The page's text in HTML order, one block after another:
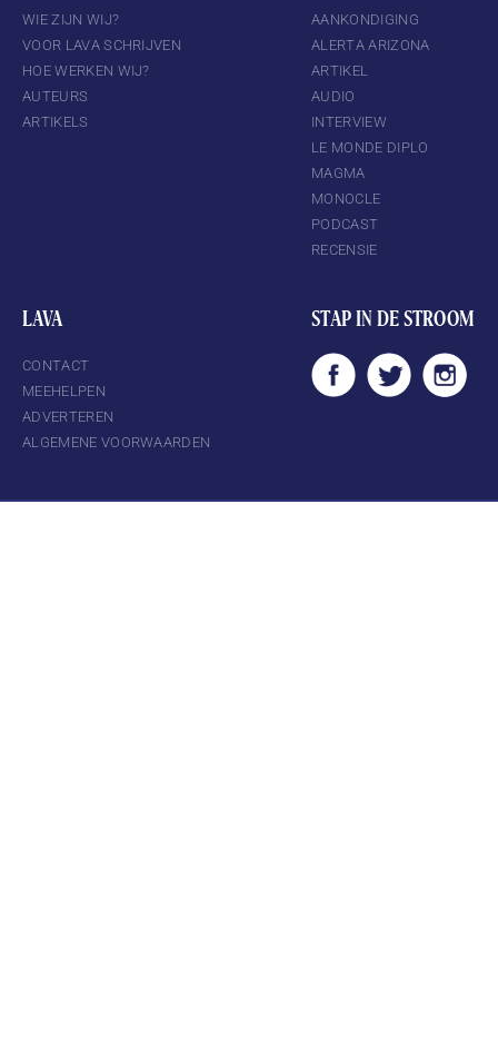
WIE ZIJN WIJ?
VOOR LAVA SCHRIJVEN
HOE WERKEN WIJ?
AUTEURS
ARTIKELS
AANKONDIGING
ALERTA ARIZONA
ARTIKEL
AUDIO
INTERVIEW
LE MONDE DIPLO
MAGMA
MONOCLE
PODCAST
RECENSIE
LAVA
CONTACT
MEEHELPEN
ADVERTEREN
ALGEMENE VOORWAARDEN
STAP IN DE STROOM